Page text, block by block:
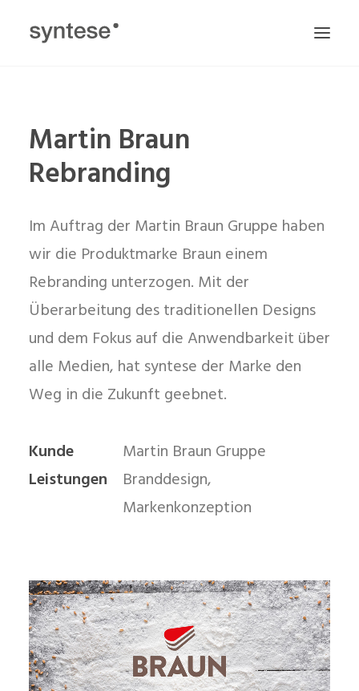
Martin Braun
Rebranding
Im Auftrag der Martin Braun Gruppe haben
wir die Produktmarke Braun einem
Rebranding unterzogen. Mit der
Überarbeitung des traditionellen Designs
und dem Fokus auf die Anwendbarkeit über
alle Medien, hat syntese der Marke den
Weg in die Zukunft geebnet.
Kunde
Martin Braun Gruppe
Leistungen
Branddesign,
Markenkonzeption